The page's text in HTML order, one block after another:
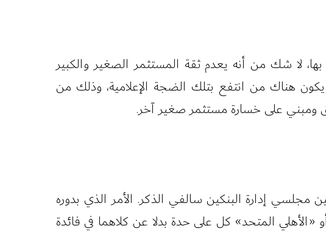
لا شك من أنه يعدم ثقة المستثمر الصغير والكبير
يكون هناك من انتفع بتلك الضجة الإعلامية، وذلك من
ومبني على خسارة مستثمر صغير آخر.
مجلسي إدارة البنكين سالفي الذكر. الأمر الذي بدوره
المتحد» كل على حدة بدلا عن كلاهما في فائدة